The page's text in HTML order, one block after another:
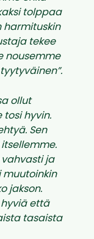
tolppaa
harmituskin
tekee
nousemme
ollut
tosi hyvin.
Sen
vahvasti ja
muutoinkin
jakson.
hyviä että
tasaista